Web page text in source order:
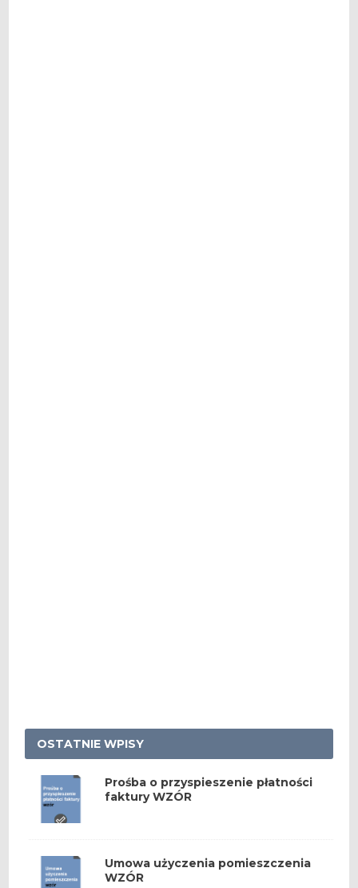
OSTATNIE WPISY
Prośba o przyspieszenie płatności
faktury WZÓR
Umowa użyczenia pomieszczenia
WZÓR